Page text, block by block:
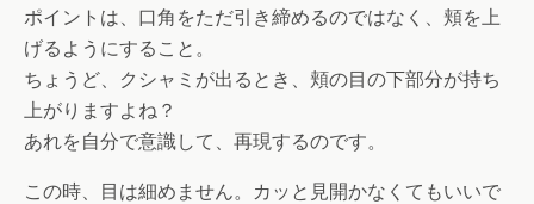
ポイントは、口角をただ引き締めるのではなく、頬を上
げるようにすること。
ちょうど、クシャミが出るとき、頬の目の下部分が持ち
上がりますよね？
あれを自分で意識して、再現するのです。
この時、目は細めません。カッと見開かなくてもいいで